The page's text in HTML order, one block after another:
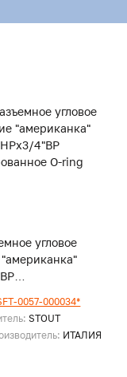
угловое
0057-000034*
STOUT
ИТАЛИЯ